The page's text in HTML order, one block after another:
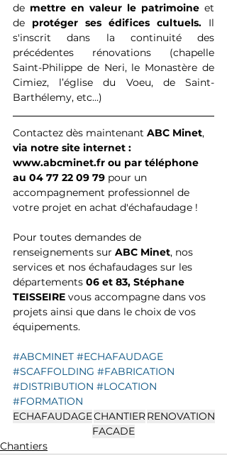
de mettre en valeur le patrimoine et
de protéger ses édifices cultuels. Il
s'inscrit dans la continuité des
précédentes rénovations (chapelle
Saint-Philippe de Neri, le Monastère de
Cimiez, l’église du Voeu, de Saint-
Barthélemy, etc...)
Contactez dès maintenant ABC Minet,
via notre site internet :
www.abcminet.fr ou par téléphone
au 04 77 22 09 79 pour un
accompagnement professionnel de
votre projet en achat d'échafaudage !
Pour toutes demandes de
renseignements sur ABC Minet, nos
services et nos échafaudages sur les
départements 06 et 83, Stéphane
TEISSEIRE vous accompagne dans vos
projets ainsi que dans le choix de vos
équipements.
#ABCMINET #ECHAFAUDAGE
#SCAFFOLDING #FABRICATION
#DISTRIBUTION #LOCATION
#FORMATION
ECHAFAUDAGECHANTIERRENOVATION
FACADE
Chantiers